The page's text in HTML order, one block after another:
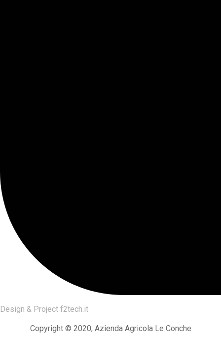
Design & Project f2tech.it
Copyright © 2020, Azienda Agricola Le Conche